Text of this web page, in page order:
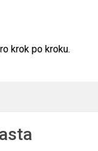
krok po kroku.